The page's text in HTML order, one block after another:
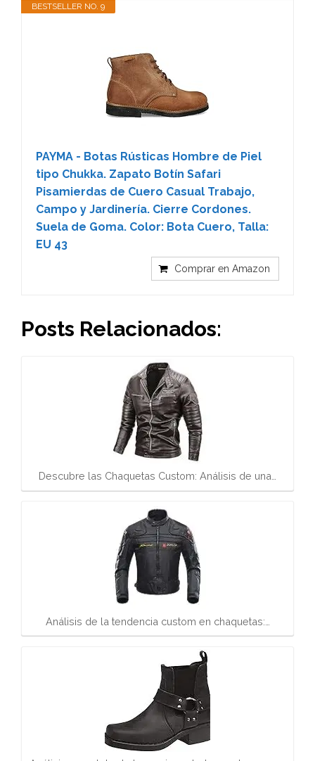
BESTSELLER NO. 9
PAYMA - Botas Rústicas Hombre de Piel
tipo Chukka. Zapato Botín Safari
Pisamierdas de Cuero Casual Trabajo,
Campo y Jardinería. Cierre Cordones.
Suela de Goma. Color: Bota Cuero, Talla:
EU 43
Comprar en Amazon
Posts Relacionados:
Descubre las Chaquetas Custom: Análisis de una…
Análisis de la tendencia custom en chaquetas:…